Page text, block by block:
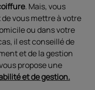
. Mais, vous
vous mettre à votre
ou dans votre
il est conseillé de
et de la gestion
propose une
et de gestion.